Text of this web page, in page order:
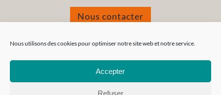
Nous utilisons des cookies pour optimiser notre site web et notre service.
Accepter
Refuser
Nous contacter